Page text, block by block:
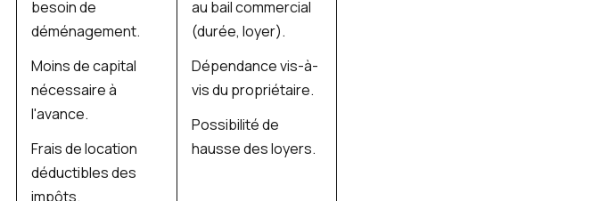
besoin de
déménagement.
Moins de capital
nécessaire à
l'avance.
Frais de location
déductibles des
impôts.
au bail commercial
(durée, loyer).
Dépendance vis-à-
vis du propriétaire.
Possibilité de
hausse des loyers.